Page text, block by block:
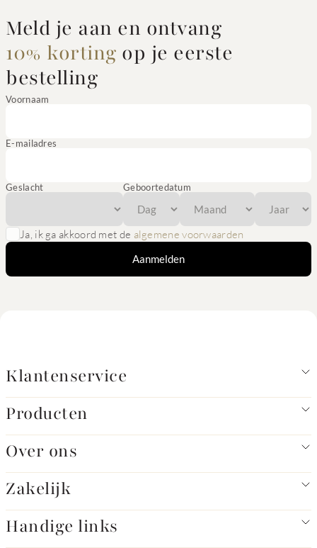
Meld je aan en ontvang
10% korting op je eerste
bestelling
Voornaam
E-mailadres
Geslacht Geboortedatum
Ja, ik ga akkoord met de algemene voorwaarden
Aanmelden
Klantenservice
Producten
Over ons
Zakelijk
Handige links